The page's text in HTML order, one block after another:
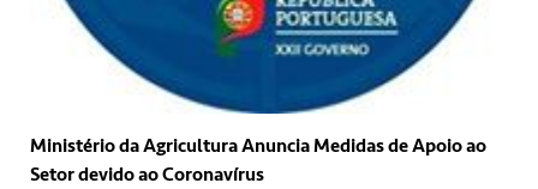
Ministério da Agricultura Anuncia Medidas de Apoio ao
Setor devido ao Coronavírus